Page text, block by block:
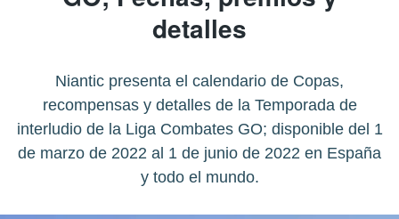
detalles
Niantic presenta el calendario de Copas,
recompensas y detalles de la Temporada de
interludio de la Liga Combates GO; disponible del 1
de marzo de 2022 al 1 de junio de 2022 en España
y todo el mundo.